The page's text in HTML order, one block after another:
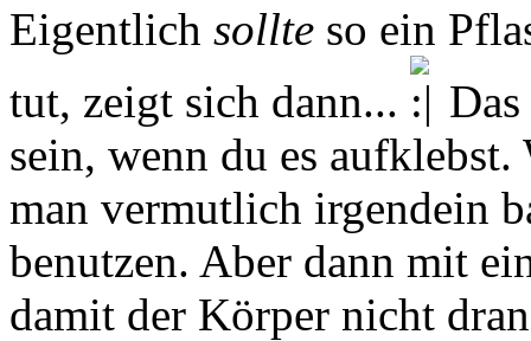
Eigentlich sollte so ein
tut, zeigt sich dann...
sein, wenn du es
man vermutlich irgendein
benutzen. Aber dann mit
damit der Körper nicht